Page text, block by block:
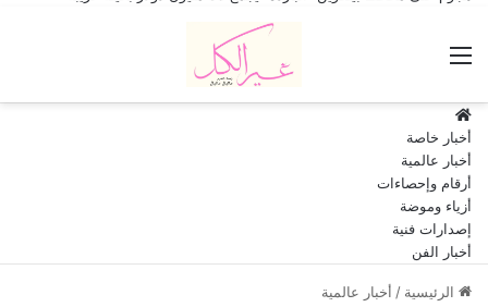
أخبار خاصة
أخبار عالمية
أرقام وإحصاءات
أزياء وموضة
إصدارات فنية
أخبار الفن
الرئيسية / أخبار عالمية